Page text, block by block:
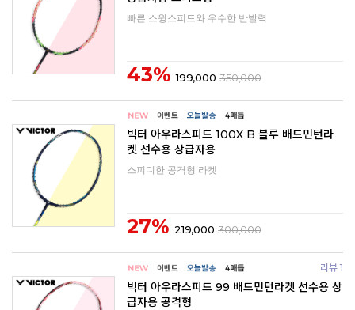
빠른 스윙스피드와 우수한 반발력
43% 199,000 350,000
빅터 아우라스피드 100X B 블루 배드민턴라
켓 선수용 상급자용
스피디한 공격형 라켓
27% 219,000 300,000
리뷰 1
빅터 아우라스피드 99 배드민턴라켓 선수용 상
급자용 공격형